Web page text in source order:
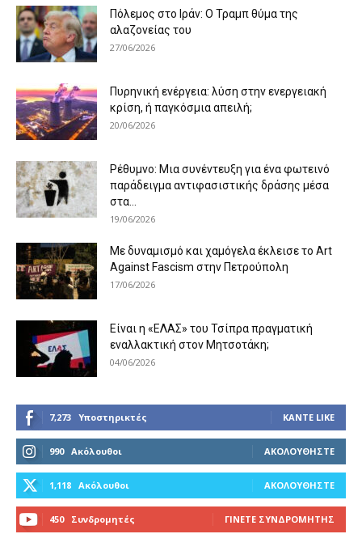
Πόλεμος στο Ιράν: Ο Τραμπ θύμα της
αλαζονείας του
27/06/2026
Πυρηνική ενέργεια: λύση στην ενεργειακή
κρίση, ή παγκόσμια απειλή;
20/06/2026
Ρέθυμνο: Μια συνέντευξη για ένα φωτεινό
παράδειγμα αντιφασιστικής δράσης μέσα
στα...
19/06/2026
Με δυναμισμό και χαμόγελα έκλεισε το Art
Against Fascism στην Πετρούπολη
17/06/2026
Είναι η «ΕΛΑΣ» του Τσίπρα πραγματική
εναλλακτική στον Μητσοτάκη;
04/06/2026
7,273 Υποστηρικτές ΚΆΝΤΕ LIKE
990 Ακόλουθοι ΑΚΟΛΟΥΘΉΣΤΕ
1,118 Ακόλουθοι ΑΚΟΛΟΥΘΉΣΤΕ
450 Συνδρομητές ΓΊΝΕΤΕ ΣΥΝΔΡΟΜΗΤΉΣ